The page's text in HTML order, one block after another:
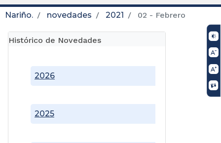
Nariño. novedades 2021 02 - Febrero
Histórico de Novedades
2025
2026